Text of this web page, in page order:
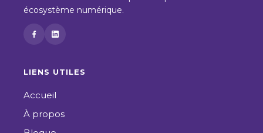
écosystème numérique.
LIENS UTILES
Accueil
À propos